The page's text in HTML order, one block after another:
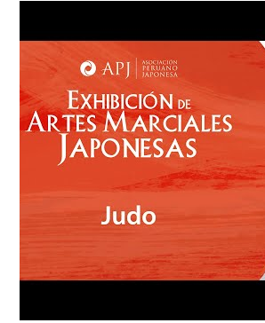
Teatro Peruano Japonés